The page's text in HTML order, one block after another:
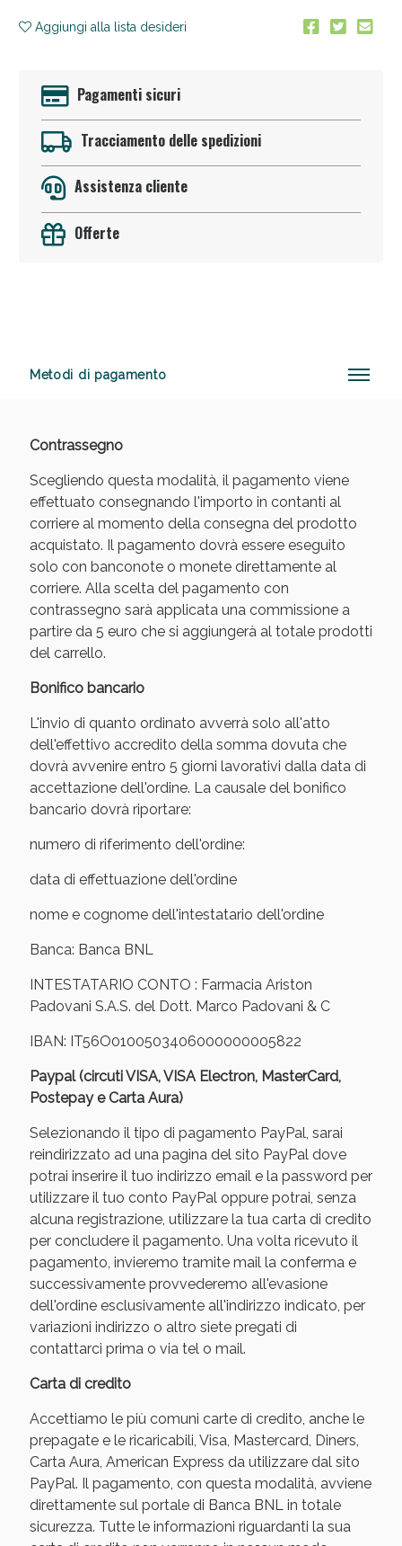
Aggiungi alla lista desideri
Pagamenti sicuri
Tracciamento delle spedizioni
Assistenza cliente
Offerte
Metodi di pagamento
Contrassegno
Scegliendo questa modalità, il pagamento viene
effettuato consegnando l'importo in contanti al
corriere al momento della consegna del prodotto
acquistato. Il pagamento dovrà essere eseguito
solo con banconote o monete direttamente al
corriere. Alla scelta del pagamento con
contrassegno sarà applicata una commissione a
partire da 5 euro che si aggiungerà al totale prodotti
del carrello.
Bonifico bancario
L'invio di quanto ordinato avverrà solo all'atto
dell'effettivo accredito della somma dovuta che
dovrà avvenire entro 5 giorni lavorativi dalla data di
accettazione dell'ordine. La causale del bonifico
bancario dovrà riportare:
numero di riferimento dell'ordine:
data di effettuazione dell'ordine
nome e cognome dell'intestatario dell'ordine
Banca: Banca BNL
INTESTATARIO CONTO : Farmacia Ariston
Padovani S.A.S. del Dott. Marco Padovani & C
IBAN: IT56O0100503406000000005822
Paypal (circuti VISA, VISA Electron, MasterCard,
Postepay e Carta Aura)
Selezionando il tipo di pagamento PayPal, sarai
reindirizzato ad una pagina del sito PayPal dove
potrai inserire il tuo indirizzo email e la password per
utilizzare il tuo conto PayPal oppure potrai, senza
alcuna registrazione, utilizzare la tua carta di credito
per concludere il pagamento. Una volta ricevuto il
pagamento, invieremo tramite mail la conferma e
successivamente provvederemo all'evasione
dell'ordine esclusivamente all'indirizzo indicato, per
variazioni indirizzo o altro siete pregati di
contattarci prima o via tel o mail.
Carta di credito
Accettiamo le più comuni carte di credito, anche le
prepagate e le ricaricabili, Visa, Mastercard, Diners,
Carta Aura, American Express da utilizzare dal sito
PayPal. Il pagamento, con questa modalità, avviene
direttamente sul portale di Banca BNL in totale
sicurezza. Tutte le informazioni riguardanti la sua
Anticellulite e Fanghi: Sconto fino al 40% valido
oggi!
Sconto fino al 55% disponibile oggi!